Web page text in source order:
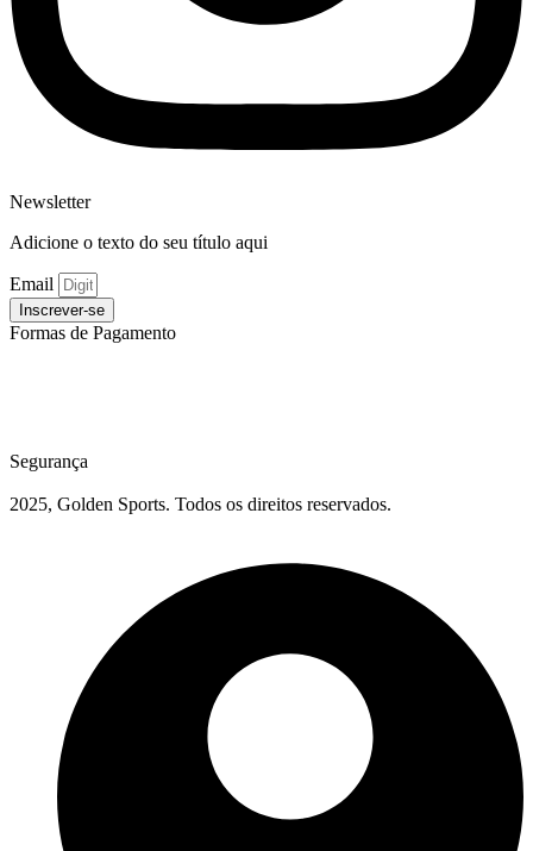
Newsletter
Adicione o texto do seu título aqui
Email
Inscrever-se
Formas de Pagamento
Segurança
2025, Golden Sports. Todos os direitos reservados.